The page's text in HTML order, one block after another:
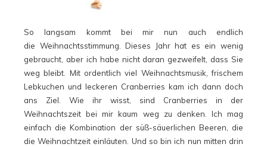
So langsam kommt bei mir nun auch endlich
die Weihnachtsstimmung. Dieses Jahr hat es ein wenig
gebraucht, aber ich habe nicht daran gezweifelt, dass Sie
weg bleibt. Mit ordentlich viel Weihnachtsmusik, frischem
Lebkuchen und leckeren Cranberries kam ich dann doch
ans Ziel. Wie ihr wisst, sind Cranberries in der
Weihnachtszeit bei mir kaum weg zu denken. Ich mag
einfach die Kombination der süß-säuerlichen Beeren, die
die Weihnachtzeit einläuten. Und so bin ich nun mitten drin